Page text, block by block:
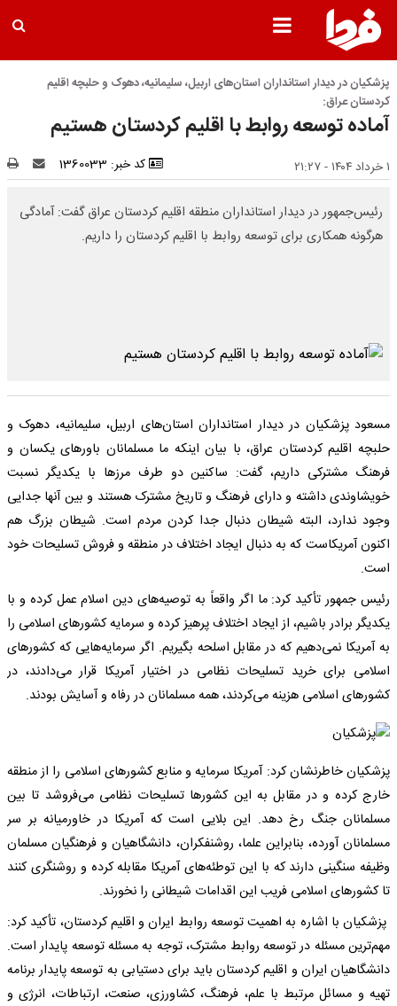
پزشکیان در دیدار استانداران استان‌های اربیل، سلیمانیه، دهوک و حلبچه اقلیم
کردستان عراق:
آماده توسعه روابط با اقلیم کردستان هستیم
۱ خرداد ۱۴۰۴ - ۲۱:۲۷ کد خبر: 1360033
رئیس‌جمهور در دیدار استانداران منطقه اقلیم کردستان عراق گفت: آمادگی
هرگونه همکاری برای توسعه روابط با اقلیم کردستان را داریم.
مسعود پزشکیان در دیدار استانداران استان‌های اربیل، سلیمانیه، دهوک و
حلبچه اقلیم کردستان عراق، با بیان اینکه ما مسلمانان باورهای یکسان و
فرهنگ مشترکی داریم، گفت: ساکنین دو طرف مرزها با یکدیگر نسبت
خویشاوندی داشته و دارای فرهنگ و تاریخ مشترک هستند و بین آنها جدایی
وجود ندارد، البته شیطان دنبال جدا کردن مردم است. شیطان بزرگ هم
اکنون آمریکاست که به دنبال ایجاد اختلاف در منطقه و فروش تسلیحات خود
است.
رئیس جمهور تأکید کرد: ما اگر واقعاً به توصیه‌های دین اسلام عمل کرده و با
یکدیگر برادر باشیم، از ایجاد اختلاف پرهیز کرده و سرمایه‌ کشورهای اسلامی را
به آمریکا نمی‌دهیم که در مقابل اسلحه بگیریم. اگر سرمایه‌هایی که کشورهای
اسلامی برای خرید تسلیحات نظامی در اختیار آمریکا قرار می‌دادند، در
کشورهای اسلامی هزینه می‌کردند، همه مسلمانان در رفاه و آسایش بودند.
پزشکیان خاطرنشان کرد: آمریکا سرمایه‌ و منابع کشورهای اسلامی را از منطقه
خارج کرده و در مقابل به این کشورها تسلیحات نظامی می‌فروشد تا بین
مسلمانان جنگ رخ دهد. این بلایی است که آمریکا در خاورمیانه بر سر
مسلمانان آورده، بنابراین علما، روشنفکران، دانشگاهیان و فرهنگیان مسلمان
وظیفه سنگینی دارند که با این توطئه‌های آمریکا مقابله کرده و روشنگری کنند
تا کشورهای اسلامی فریب این اقدامات شیطانی را نخورند.
پزشکیان با اشاره به اهمیت توسعه روابط ایران و اقلیم کردستان، تأکید کرد:
مهم‌ترین مسئله در توسعه روابط مشترک، توجه به مسئله توسعه پایدار است.
دانشگاهیان ایران و اقلیم کردستان باید برای دستیابی به توسعه پایدار برنامه
تهیه و مسائل مرتبط با علم، فرهنگ، کشاورزی، صنعت، ارتباطات، انرژی و